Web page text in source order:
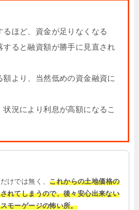
るほど、資金が足りなくなる
すると融資額が勝手に見直され
額より、当然低めの資金融資に
状況により利息が高額になるこ
けでは無く、これからの土地価格の
れてしまうので、後々安心出来ない
モーゲージの怖い所。